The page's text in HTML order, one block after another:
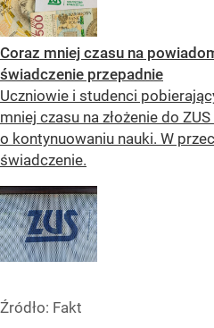
Coraz mniej czasu na
świadczenie przepadnie
Uczniowie i studenci
mniej czasu na złożenie do
o kontynuowaniu nauki. W
świadczenie.
Źródło: Fakt